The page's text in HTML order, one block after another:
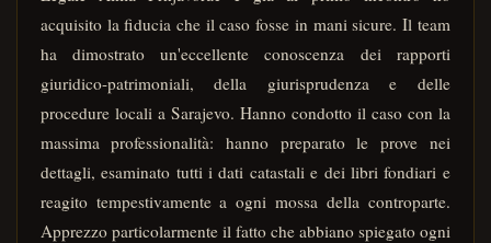
acquisito la fiducia che il caso fosse in mani sicure. Il team
ha dimostrato un'eccellente conoscenza dei rapporti
giuridico-patrimoniali, della giurisprudenza e delle
procedure locali a Sarajevo. Hanno condotto il caso con la
massima professionalità: hanno preparato le prove nei
dettagli, esaminato tutti i dati catastali e dei libri fondiari e
reagito tempestivamente a ogni mossa della controparte.
Apprezzo particolarmente il fatto che abbiano spiegato ogni